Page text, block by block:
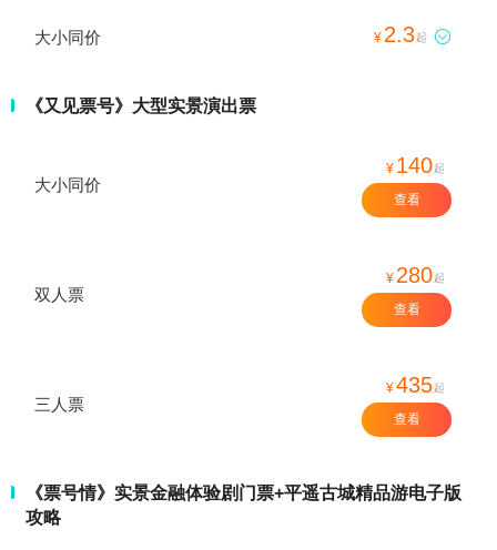
大小同价 ¥ 2.3起 
《又见票号》大型实景演出票
大小同价
¥ 140起
查看
双人票
¥ 280起
查看
三人票
¥435起
查看
《票号情》实景金融体验剧门票+平遥古城精品游电子版
攻略